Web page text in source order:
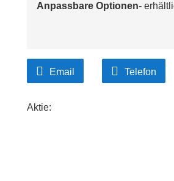
Anpassbare Optionen-
Email Telefon
Aktie: